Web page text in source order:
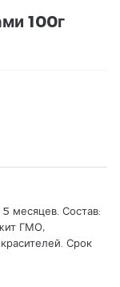
100г
месяцев. Состав:
ГМО,
Срок